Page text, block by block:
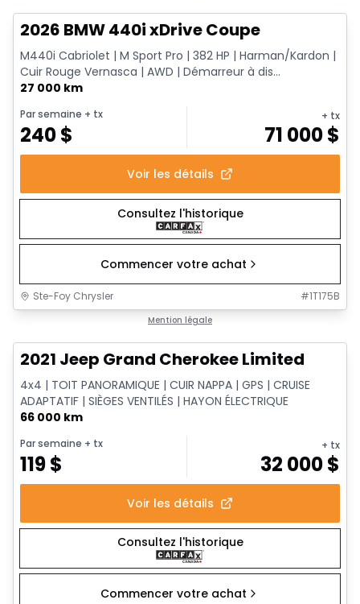
2026 BMW 440i xDrive Coupe
M440i Cabriolet | M Sport Pro | 382 HP | Harman/Kardon |
Cuir Rouge Vernasca | AWD | Démarreur à dis...
27 000 km
Par semaine + tx
240$
+ tx
71 000$
Voir les détails
Consultez l'historique
Commencer votre achat
Ste-Foy Chrysler #1T175B
Mention légale
2021 Jeep Grand Cherokee Limited
4x4 | TOIT PANORAMIQUE | CUIR NAPPA | GPS | CRUISE
ADAPTATIF | SIÈGES VENTILÉS | HAYON ÉLECTRIQUE
66 000 km
Par semaine + tx
119$
+ tx
32 000$
Voir les détails
Consultez l'historique
Commencer votre achat